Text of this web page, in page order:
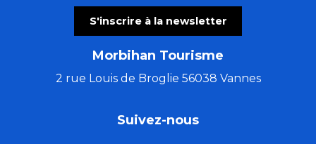
S'inscrire à la newsletter
Morbihan Tourisme
2 rue Louis de Broglie 56038 Vannes
Suivez-nous